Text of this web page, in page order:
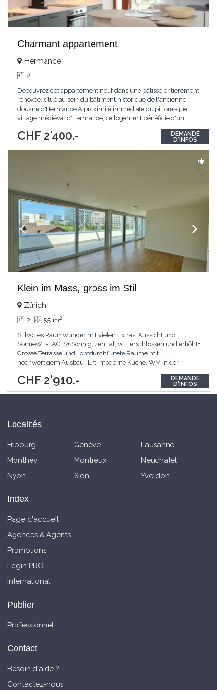
Charmant appartement
CHF 2'400.-
Hermance
2
Découvrez cet appartement neuf dans une bâtisse entièrement
rénovée, situé au sein du bâtiment historique de l'ancienne
douane d'Hermance.A proximité immédiate du pittoresque
village médiéval d'Hermance, ce logement bénéficie d'un
bâtiment de l'ancienne douane, témoin du riche passé
historique de la région, profite d'un...
DEMANDE
D'INFOS
Klein im Mass, gross im Stil
CHF 2'910.-
Zürich
2 55 m2
Stilvolles Raumwunder mit vielen Extras, Aussicht und
SonneWE-FACTS+ Sonnig, zentral, voll erschlossen und erhöht+
Grosse Terrasse und lichtdurchflutete Räume mit
hochwertigem Ausbau+ Lift, moderne Küche, WM in der
Sonnige, voll erschlossene Lage mit hervorragender
Infrastruktur.Interesiert? JETZT anrufen: +41 79 813 46 61
DEMANDE
D'INFOS
Localités
Fribourg Genève
Lausanne
Monthey
Montreux
Neuchatel
Nyon
Sion Yverdon
Index
Page d'accueil
Agences & Agents
Promotions
Login PRO
International
Publier
Professionnel
Contact
Besoin d'aide ?
Contactez-nous